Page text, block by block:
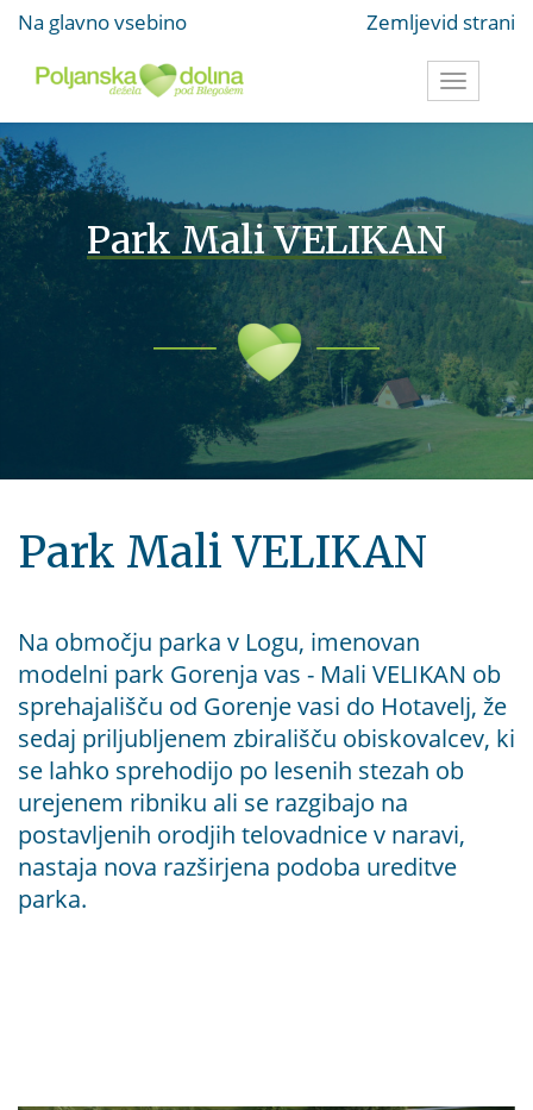
Na glavno vsebino Zemljevid strani
Toggle
Park Mali VELIKAN
Park Mali VELIKAN
Na območju parka v Logu, imenovan
modelni park Gorenja vas - Mali VELIKAN ob
sprehajališču od Gorenje vasi do Hotavelj, že
sedaj priljubljenem zbirališču obiskovalcev, ki
se lahko sprehodijo po lesenih stezah ob
urejenem ribniku ali se razgibajo na
postavljenih orodjih telovadnice v naravi,
nastaja nova razširjena podoba ureditve
parka.